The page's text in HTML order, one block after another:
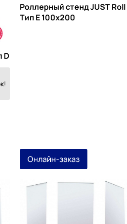
D
Роллерный стенд JUST Roll
Тип Е 100х200
Онлайн-заказ